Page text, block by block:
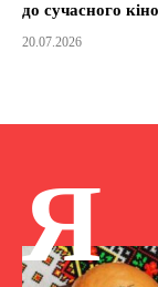
до сучасного кіно
20.07.2026
Я